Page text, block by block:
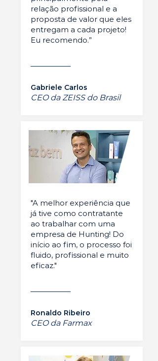
relação profissional e a
proposta de valor que eles
entregam a cada projeto!
Eu recomendo.”
Gabriele Carlos
CEO da ZEISS do Brasil
"A melhor experiência que
já tive como contratante
ao trabalhar com uma
empresa de Hunting! Do
início ao fim, o processo foi
fluido, profissional e muito
eficaz."
Ronaldo Ribeiro
CEO da Farmax